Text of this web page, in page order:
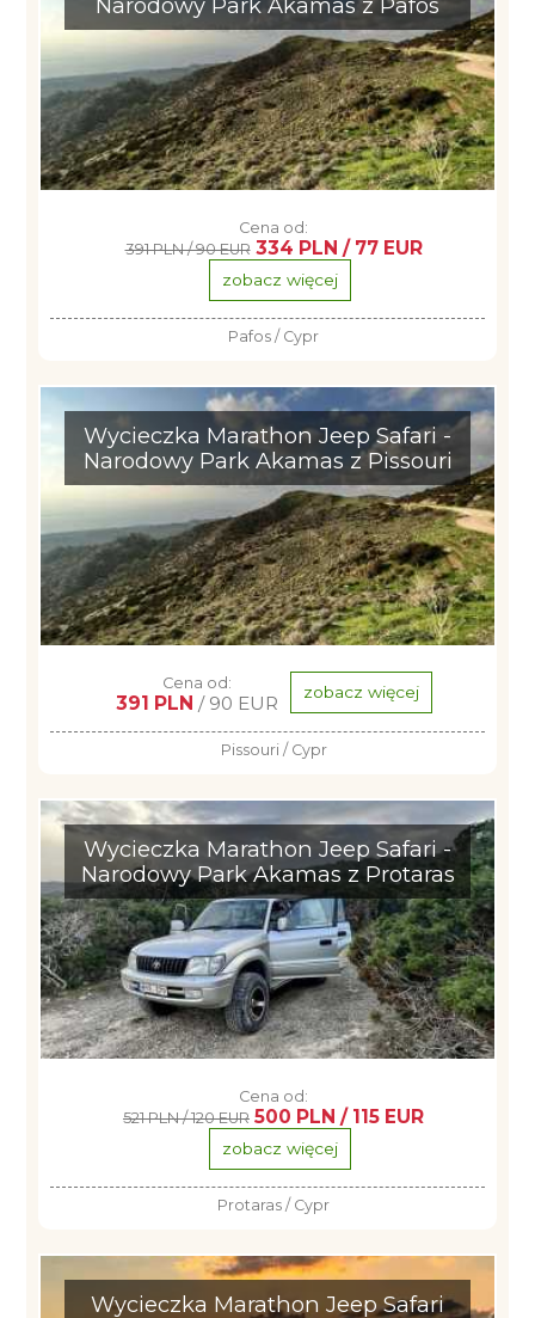
Cena od:
391 PLN / 90 EUR 334 PLN / 77 EUR
zobacz więcej
Pafos / Cypr
Wycieczka Marathon Jeep Safari -
Narodowy Park Akamas z Pissouri
Cena od:
391 PLN / 90 EUR zobacz więcej
Pissouri / Cypr
Wycieczka Marathon Jeep Safari -
Narodowy Park Akamas z Protaras
Cena od:
521 PLN / 120 EUR 500 PLN / 115 EUR
zobacz więcej
Protaras / Cypr
Wycieczka Marathon Jeep Safari